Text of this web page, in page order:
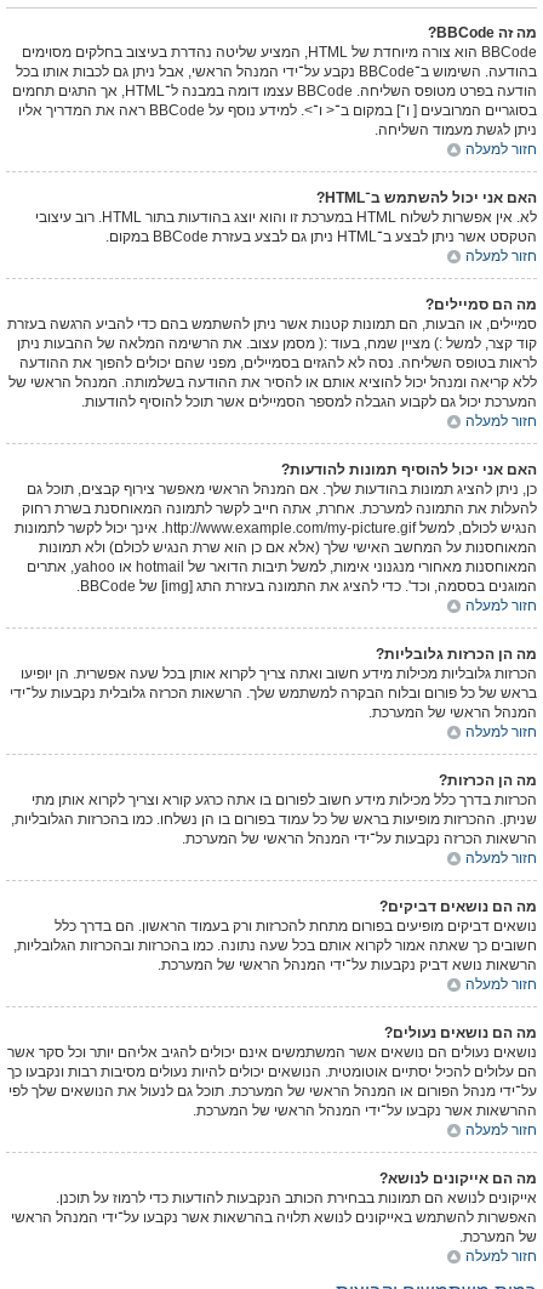
מה זה BBCode?
BBCode הוא צורה מיוחדת של HTML, המציע שליטה נהדרת בעיצוב בחלקים מסוימים
בהודעה. השימוש ב־BBCode נקבע על־ידי המנהל הראשי, אבל ניתן גם לכבות אותו בכל
הודעה בפרט מטופס השליחה. BBCode עצמו דומה במבנה ל־HTML, אך התגים תחמים
בסוגריים המרובעים [ ו־] במקום ב־< ו־>. למידע נוסף על BBCode ראה את המדריך אליו
ניתן לגשת מעמוד השליחה.
חזור למעלה
האם אני יכול להשתמש ב־HTML?
לא. אין אפשרות לשלוח HTML במערכת זו והוא יוצג בהודעות בתור HTML. רוב עיצובי
הטקסט אשר ניתן לבצע ב־HTML ניתן גם לבצע בעזרת BBCode במקום.
חזור למעלה
מה הם סמיילים?
סמיילים, או הבעות, הם תמונות קטנות אשר ניתן להשתמש בהם כדי להביע הרגשה בעזרת
קוד קצר, למשל :) מציין שמח, בעוד :( מסמן עצוב. את הרשימה המלאה של ההבעות ניתן
לראות בטופס השליחה. נסה לא להגזים בסמיילים, מפני שהם יכולים להפוך את ההודעה
ללא קריאה ומנהל יכול להוציא אותם או להסיר את ההודעה בשלמותה. המנהל הראשי של
המערכת יכול גם לקבוע הגבלה למספר הסמיילים אשר תוכל להוסיף להודעות.
חזור למעלה
האם אני יכול להוסיף תמונות להודעות?
כן, ניתן להציג תמונות בהודעות שלך. אם המנהל הראשי מאפשר צירוף קבצים, תוכל גם
להעלות את התמונה למערכת. אחרת, אתה חייב לקשר לתמונה המאוחסנת בשרת רחוק
הנגיש לכולם, למשל http://www.example.com/my-picture.gif. אינך יכול לקשר לתמונות
המאוחסנות על המחשב האישי שלך (אלא אם כן הוא שרת הנגיש לכולם) ולא תמונות
המאוחסנות מאחורי מנגנוני אימות, למשל תיבות הדואר של hotmail או yahoo, אתרים
המוגנים בססמה, וכד'. כדי להציג את התמונה בעזרת התג [img] של BBCode.
חזור למעלה
מה הן הכרזות גלובליות?
הכרזות גלובליות מכילות מידע חשוב ואתה צריך לקרוא אותן בכל שעה אפשרית. הן יופיעו
בראש של כל פורום ובלוח הבקרה למשתמש שלך. הרשאות הכרזה גלובלית נקבעות על־ידי
המנהל הראשי של המערכת.
חזור למעלה
מה הן הכרזות?
הכרזות בדרך כלל מכילות מידע חשוב לפורום בו אתה כרגע קורא וצריך לקרוא אותן מתי
שניתן. ההכרזות מופיעות בראש של כל עמוד בפורום בו הן נשלחו. כמו בהכרזות הגלובליות,
הרשאות הכרזה נקבעות על־ידי המנהל הראשי של המערכת.
חזור למעלה
מה הם נושאים דביקים?
נושאים דביקים מופיעים בפורום מתחת להכרזות ורק בעמוד הראשון. הם בדרך כלל
חשובים כך שאתה אמור לקרוא אותם בכל שעה נתונה. כמו בהכרזות ובהכרזות הגלובליות,
הרשאות נושא דביק נקבעות על־ידי המנהל הראשי של המערכת.
חזור למעלה
מה הם נושאים נעולים?
נושאים נעולים הם נושאים אשר המשתמשים אינם יכולים להגיב אליהם יותר וכל סקר אשר
הם עלולים להכיל יסתיים אוטומטית. הנושאים יכולים להיות נעולים מסיבות רבות ונקבעו כך
על־ידי מנהל הפורום או המנהל הראשי של המערכת. תוכל גם לנעול את הנושאים שלך לפי
ההרשאות אשר נקבעו על־ידי המנהל הראשי של המערכת.
חזור למעלה
מה הם אייקונים לנושא?
אייקונים לנושא הם תמונות בבחירת הכותב הנקבעות להודעות כדי לרמוז על תוכנן.
האפשרות להשתמש באייקונים לנושא תלויה בהרשאות אשר נקבעו על־ידי המנהל הראשי
של המערכת.
חזור למעלה